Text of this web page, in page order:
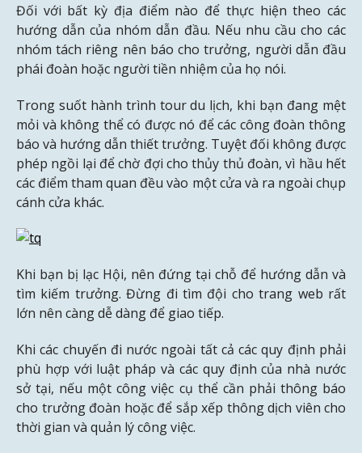
Đối với bất kỳ địa điểm nào để thực hiện theo các
hướng dẫn của nhóm dẫn đầu. Nếu nhu cầu cho các
nhóm tách riêng nên báo cho trưởng, người dẫn đầu
phái đoàn hoặc người tiền nhiệm của họ nói.
Trong suốt hành trình tour du lịch, khi bạn đang mệt
mỏi và không thể có được nó để các công đoàn thông
báo và hướng dẫn thiết trưởng. Tuyệt đối không được
phép ngồi lại để chờ đợi cho thủy thủ đoàn, vì hầu hết
các điểm tham quan đều vào một cửa và ra ngoài chụp
cánh cửa khác.
Khi bạn bị lạc Hội, nên đứng tại chỗ để hướng dẫn và
tìm kiếm trưởng. Đừng đi tìm đội cho trang web rất
lớn nên càng dễ dàng để giao tiếp.
Khi các chuyến đi nước ngoài tất cả các quy định phải
phù hợp với luật pháp và các quy định của nhà nước
sở tại, nếu một công việc cụ thể cần phải thông báo
cho trưởng đoàn hoặc để sắp xếp thông dịch viên cho
thời gian và quản lý công việc.